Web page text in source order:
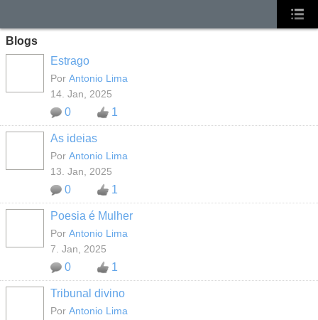
Blogs
Estrago
Por Antonio Lima
14. Jan, 2025
0 1
As ideias
Por Antonio Lima
13. Jan, 2025
0 1
Poesia é Mulher
Por Antonio Lima
7. Jan, 2025
0 1
Tribunal divino
Por Antonio Lima